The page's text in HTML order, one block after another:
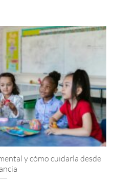
y cómo cuidarla desde